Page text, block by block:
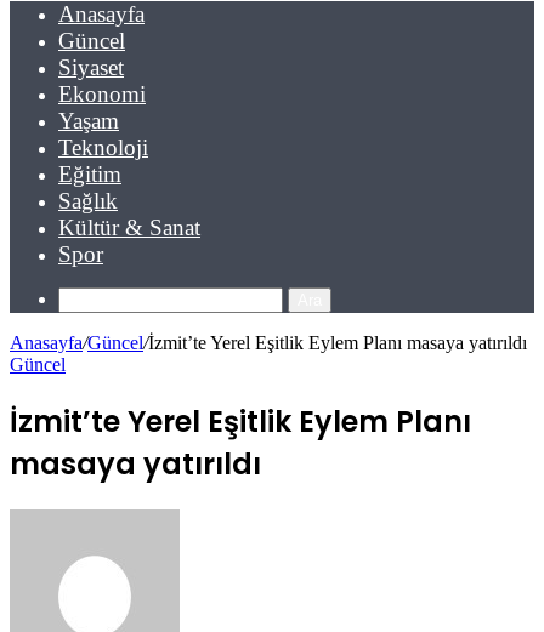
Anasayfa
Güncel
Siyaset
Ekonomi
Yaşam
Teknoloji
Eğitim
Sağlık
Kültür & Sanat
Spor
Anasayfa/Güncel/İzmit’te Yerel Eşitlik Eylem Planı masaya yatırıldı
Güncel
İzmit’te Yerel Eşitlik Eylem Planı
masaya yatırıldı